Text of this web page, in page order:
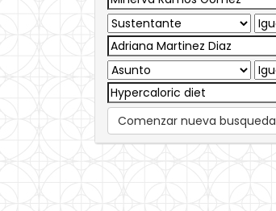
Comenzar nueva busqueda